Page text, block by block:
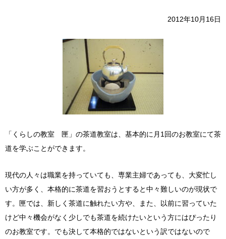
2012年10月16日
「くらしの教室 匣」の茶道教室は、基本的に月1回のお教室にて茶
道を学ぶことができます。
現代の人々は職業を持っていても、専業主婦であっても、大変忙し
い方が多く、本格的に茶道を習おうとすると中々難しいのが現状で
す。匣では、新しく茶道に触れたい方や、また、以前に習っていた
けど中々機会がなく少しでも茶道を続けたいという方にはぴったり
のお教室です。でも決して本格的ではないという訳ではないので